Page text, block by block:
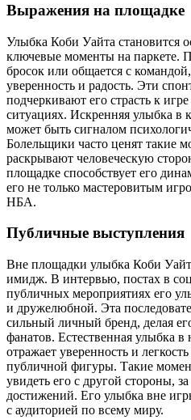
Выражения на площадке
Улыбка Коби Уайта становится
ключевые моменты на паркете.
бросок или общается с
уверенность и радость. Эти
подчеркивают его страсть к
ситуациях. Искренняя улыбка в
может быть сигналом
Болельщики часто ценят такие
раскрывают человеческую
площадке способствует его
его не только мастеровитым
НБА.
Публичные выступления
Вне площадки улыбка Коби
имидж. В интервью, постах в
публичных мероприятиях его
и дружелюбной. Эта
сильный личный бренд, делая
фанатов. Естественная улыбка
отражает уверенность и
публичной фигуры. Такие
увидеть его с другой стороны,
достижений. Его улыбка вне
с аудиторией по всему миру.